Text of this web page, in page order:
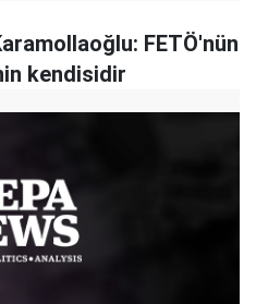
FETÖ'nün
kendisidir